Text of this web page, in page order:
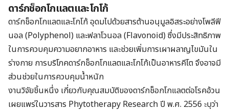
ดาร์กช็อกโกแลตและโกโก้
ดาร์กช็อกโกแลตและโกโก้ อุดมไปด้วยสารต้านอนุมูลอิสระอย่างโพลีฟี
นอล (Polyphenol) และฟลาโวนอล (Flavonoid) ซึ่งมีประสิทธิภาพ
ในการควบคุมความอยากอาหาร และช่วยเพิ่มการเผาผลาญไขมันใน
ร่างกาย การบริโภคดาร์กช็อกโกแลตและโกโก้เป็นอาหารคีโต จึงอาจมี
ส่วนช่วยในการควบคุมน้ำหนัก
งานวิจัยชิ้นหนึ่ง เกี่ยวกับคุณสมบัติของดาร์กช็อกโกแลตต่อโรคอ้วน
เผยแพร่ในวารสาร Phytotherapy Research ปี พ.ศ. 2556 ะบุว่า